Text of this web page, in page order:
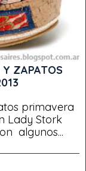
ZAPATOS
primavera
Lady Stork
algunos...